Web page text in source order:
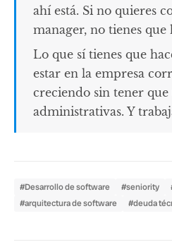
ahí está. Si no quieres
manager, no tienes que
Lo que sí tienes que
estar en la empresa
creciendo sin tener
administrativas. Y
#Desarrollo de software #seniority
#arquitectura de software
#deuda